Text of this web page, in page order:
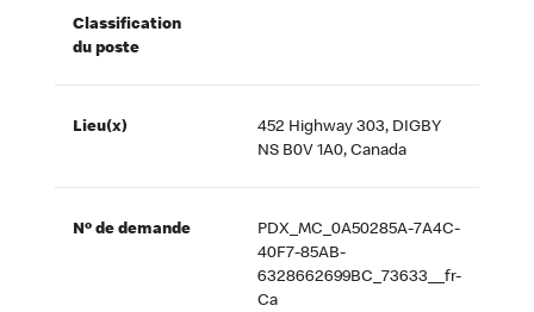
Classification
du poste
Lieu(x)
452 Highway 303, DIGBY
NS B0V 1A0, Canada
Nº de demande
PDX_MC_0A50285A-7A4C-
40F7-85AB-
6328662699BC_73633__fr-
Ca